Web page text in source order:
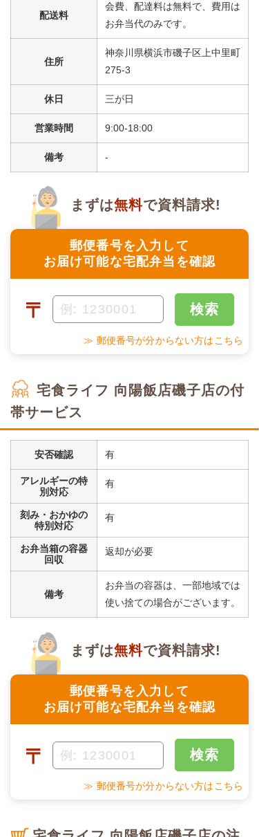
※メニューの補足
※ その他備考
メニューは日替わりです（メニューは一例です）
配送料
会費、配達料は無料で、費用は
お弁当代のみです。
住所
神奈川県横浜市磯子区上中里町
275-3
休日 三が日
営業時間 9:00-18:00
備考 -
郵便番号を入力して
お届け可能な宅配弁当を確認
まずは無料で資料請求!
〒 検索
≫ 郵便番号が分からない方はこちら
宅食ライフ 向陽飯店磯子店の付
帯サービス
安否確認 有
アレルギーの特
別対応
有
刻み・おかゆの
特別対応
有
お弁当箱の容器
回収
返却が必要
備考
お弁当の容器は、一部地域では
使い捨ての場合がございます。
郵便番号を入力して
お届け可能な宅配弁当を確認
まずは無料で資料請求!
〒 検索
≫ 郵便番号が分からない方はこちら